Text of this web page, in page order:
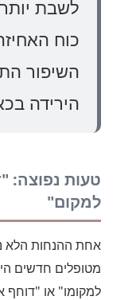
לשבת
כוח
השיפור
הירידה
טעות נפוצה:
למקום"
אחת ההנחות הלא
מטופלים חדשים
למקומו" או "דוחף